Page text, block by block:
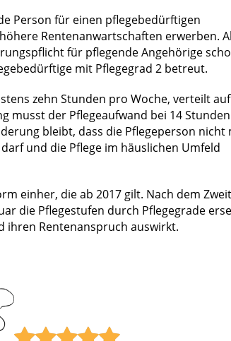
Person für einen pflegebedürftigen
Rentenanwartschaften erwerben.
für pflegende Angehörige
mit Pflegegrad 2 betreut.
zehn Stunden pro Woche, verteilt auf
musst der Pflegeaufwand bei 14
bleibt, dass die Pflegeperson nicht
und die Pflege im häuslichen Umfeld
einher, die ab 2017 gilt. Nach dem
die Pflegestufen durch Pflegegrade
ihren Rentenanspruch auswirkt.
Arbeitslosengeld: Wofür